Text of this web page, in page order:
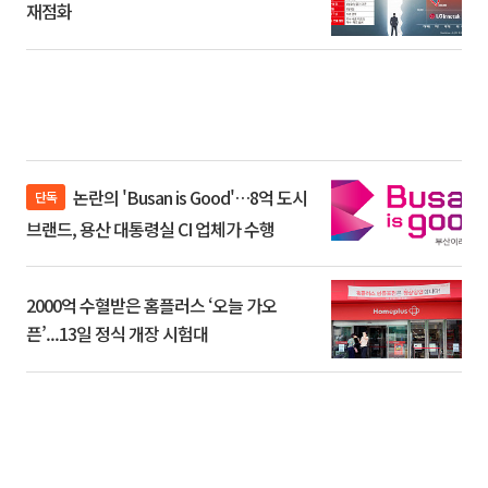
재점화
단독
브랜드, 용산 대통령실 CI 업체가 수행
2000억 수혈받은 홈플러스 ‘오늘 가오
픈’...13일 정식 개장 시험대